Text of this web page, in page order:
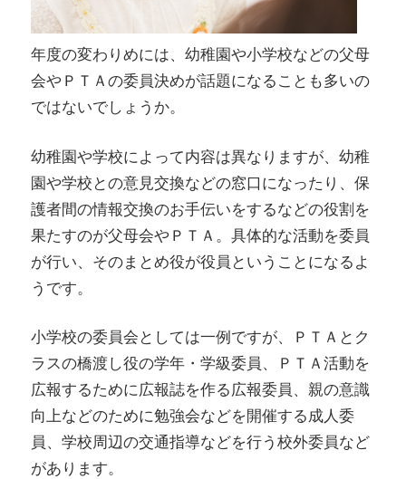
年度の変わりめには、幼稚園や小学校などの父母
会やＰＴＡの委員決めが話題になることも多いの
ではないでしょうか。
幼稚園や学校によって内容は異なりますが、幼稚
園や学校との意見交換などの窓口になったり、保
護者間の情報交換のお手伝いをするなどの役割を
果たすのが父母会やＰＴＡ。具体的な活動を委員
が行い、そのまとめ役が役員ということになるよ
うです。
小学校の委員会としては一例ですが、ＰＴＡとク
ラスの橋渡し役の学年・学級委員、ＰＴＡ活動を
広報するために広報誌を作る広報委員、親の意識
向上などのために勉強会などを開催する成人委
員、学校周辺の交通指導などを行う校外委員など
があります。